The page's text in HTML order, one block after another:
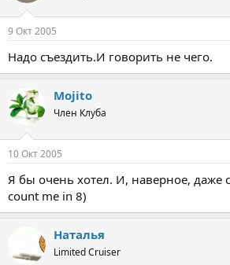
9 Окт 2005
Надо съездить.И говорить не чего.
Mojito
Член Клуба
10 Окт 2005
Я бы очень хотел. И, наверное, даже
count me in 8)
Наталья
Limited Cruiser